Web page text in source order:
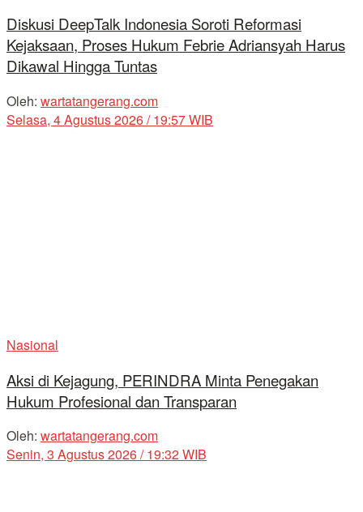
Diskusi DeepTalk Indonesia Soroti Reformasi
Kejaksaan, Proses Hukum Febrie Adriansyah Harus
Dikawal Hingga Tuntas
Oleh: wartatangerang.com
Selasa, 4 Agustus 2026 / 19:57 WIB
Nasional
Aksi di Kejagung, PERINDRA Minta Penegakan
Hukum Profesional dan Transparan
Oleh: wartatangerang.com
Senin, 3 Agustus 2026 / 19:32 WIB